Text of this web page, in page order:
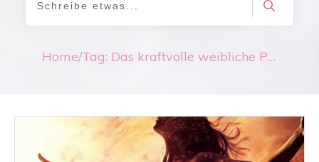
Home/ Tag: Das kraftvolle weibliche Prinzip